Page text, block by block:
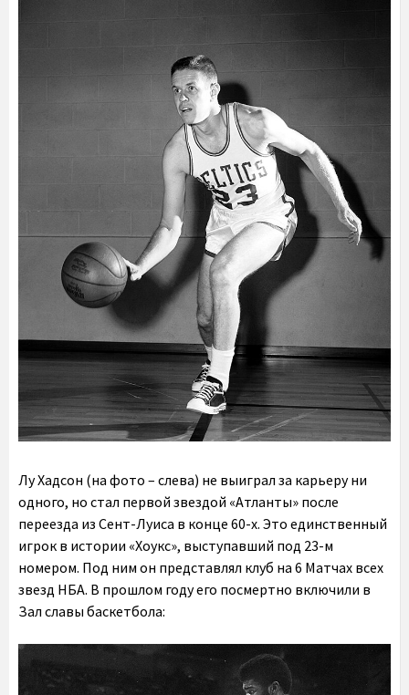
Лу Хадсон (на фото – слева) не выиграл за карьеру ни
одного, но стал первой звездой «Атланты» после
переезда из Сент-Луиса в конце 60-х. Это единственный
игрок в истории «Хоукс», выступавший под 23-м
номером. Под ним он представлял клуб на 6 Матчах всех
звезд НБА. В прошлом году его посмертно включили в
Зал славы баскетбола: